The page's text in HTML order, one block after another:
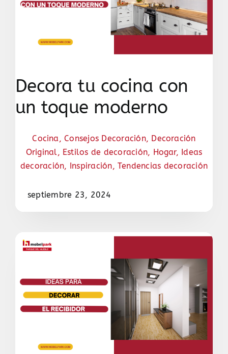
Decora tu cocina con
un toque moderno
Cocina ,Consejos Decoración, Decoración
Original, Estilos de decoración, Hogar, Ideas
decoración, Inspiración, Tendencias decoración
septiembre 23, 2024